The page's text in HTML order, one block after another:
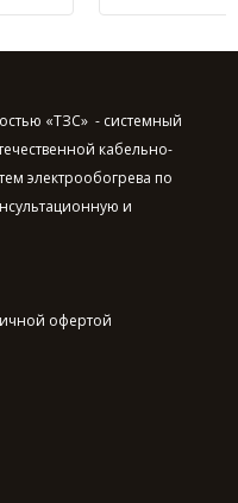
«ТЗС» - системный
кабельно-
электрообогрева по
и
офертой